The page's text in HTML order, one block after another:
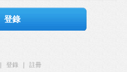
登錄
登錄
註冊